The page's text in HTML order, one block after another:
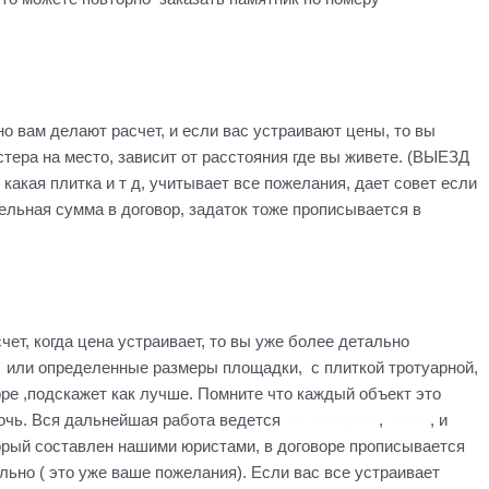
вам делают расчет, и если вас устраивают цены, то вы
на место, зависит от расстояния где вы живете. (ВЫЕЗД
плитка и т д, учитывает все пожелания, дает совет если
сумма в договор, задаток тоже прописывается в
когда цена устраивает, то вы уже более детально
определенные размеры площадки, с плиткой тротуарной,
,подскажет как лучше. Помните что каждый объект это
Вся дальнейшая работа ведется
,
, и
cоставлен нашими юристами, в договоре прописывается
( это уже ваше пожелания). Если вас все устраивает